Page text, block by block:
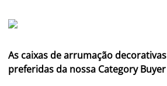
As caixas de arrumação decorativas
preferidas da nossa Category Buyer